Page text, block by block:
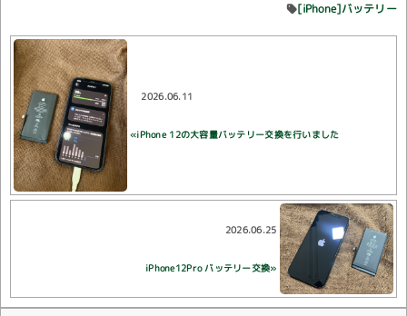
[iPhone]バッテリー
2026.06.11
«iPhone 12の大容量バッテリー交換を行いました
2026.06.25
iPhone12Pro バッテリー交換»